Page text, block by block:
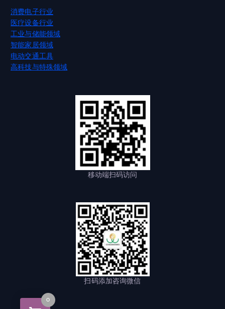
消费电子行业
医疗设备行业
工业与储能领域
智能家居领域
电动交通工具
高科技与特殊领域
移动端扫码访问
扫码添加咨询微信
0